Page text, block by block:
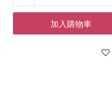
加入購物車